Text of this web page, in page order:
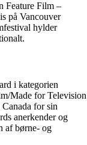
Feature Film –
på Vancouver
hylder
i kategorien
Made for Television
for sin
anerkender og
af børne- og